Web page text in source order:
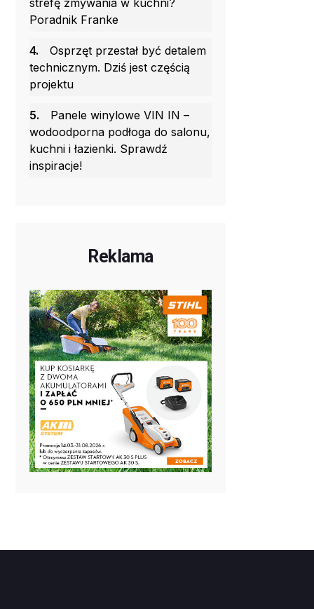
strefę zmywania w kuchni?
Poradnik Franke
4.
Osprzęt przestał być detalem
technicznym. Dziś jest częścią
projektu
5.
Panele winylowe VIN IN –
wodoodporna podłoga do salonu,
kuchni i łazienki. Sprawdź
inspiracje!
Reklama